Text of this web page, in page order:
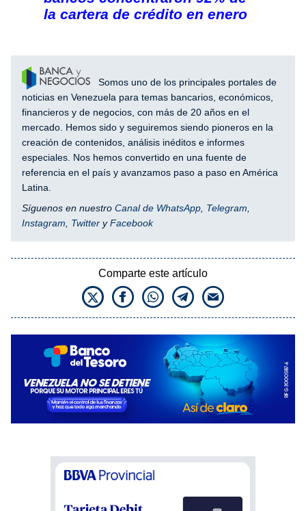
la cartera de crédito en enero
Somos uno de los principales portales de
noticias en Venezuela para temas bancarios, económicos,
financieros y de negocios, con más de 20 años en el
mercado. Hemos sido y seguiremos siendo pioneros en la
creación de contenidos, análisis inéditos e informes
especiales. Nos hemos convertido en una fuente de
referencia en el país y avanzamos paso a paso en América
Latina.
Síguenos en nuestro Canal de WhatsApp Telegram
Instagram
Twitter yFacebook
Comparte este artículo